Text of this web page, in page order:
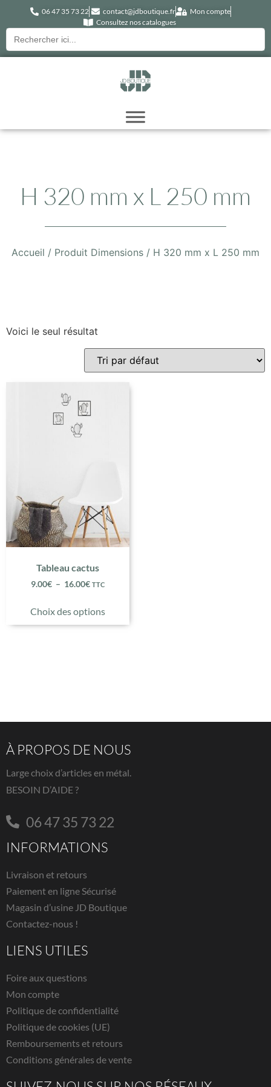
06 47 35 73 22 contact@jdboutique.fr
Mon compte
Consultez nos catalogues
Recherche
pour :
H 320 mm x L 250 mm
Accueil / Produit Dimensions / H 320 mm x L 250 mm
Voici le seul résultat
Tableau cactus
9.00€ – 16.00€ TTC
Choix des options
À PROPOS DE NOUS
Large choix d’articles en métal.
BESOIN D’AIDE ?
06 47 35 73 22
INFORMATIONS
Livraison et retours
Paiement en ligne Sécurisé
Magasin d’usine JD Boutique
Contactez-nous !
LIENS UTILES
Foire aux questions
Mon compte
Politique de confidentialité
Politique de cookies (UE)
Remboursements et retours
Conditions générales de vente